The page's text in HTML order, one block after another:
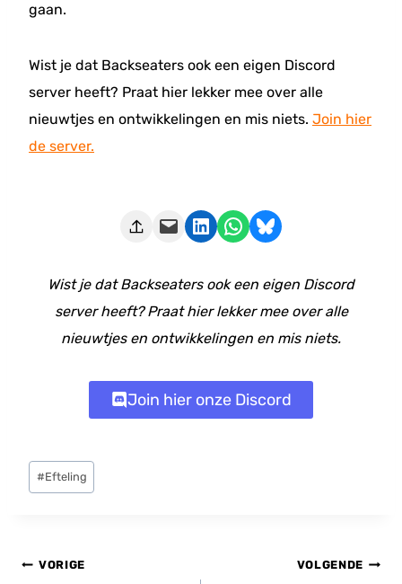
gaan.
Wist je dat Backseaters ook een eigen Discord
server heeft? Praat hier lekker mee over alle
nieuwtjes en ontwikkelingen en mis niets. Join hier
de server.
Deze pagina e-mailen Delen op LinkedIn Delen via WhatsApp Share on Bluesky
Wist je dat Backseaters ook een eigen Discord
server heeft? Praat hier lekker mee over alle
nieuwtjes en ontwikkelingen en mis niets.
Join hier onze Discord
Bericht
tags:
#Efteling
Bericht
VORIGE VOLGENDE